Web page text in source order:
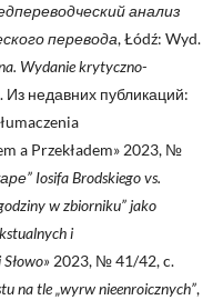
анализ
перевода, Łódź: Wyd.
Wydanie krytyczno-
Из недавних публикаций:
a Przekładem» 2023, №
Iosifa Brodskiego vs.
w zbiorniku” jako
i
2023, № 41/42, c.
na tle „wyrw nieenroicznych”,